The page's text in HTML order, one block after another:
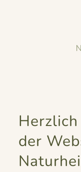
der